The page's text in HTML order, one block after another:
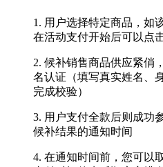
1. 用户选择特定商品，如
在活动支付开始后可以点
2. 候补销售商品供应紧俏
名认证（填写真实姓名、
完成校验）
3. 用户支付全款后则成功
候补结果的通知时间
4. 在通知时间前，您可以